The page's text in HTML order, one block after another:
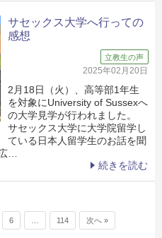
サセックス大学へ行っての
感想
立教生の声
2025年02月20日
2月18日（火）、高等部1年生
を対象にUniversity of Sussexへ
の大学見学が行われました。
サセックス大学に大学院留学し
ている日本人留学生のお話を聞
…
続きを読む
6 114 次へ »